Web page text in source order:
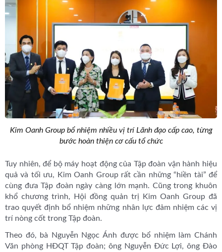
Kim Oanh Group bổ nhiệm nhiều vị trí Lãnh đạo cấp cao, từng
bước hoàn thiện cơ cấu tổ chức
Tuy nhiên, để bộ máy hoạt động của Tập đoàn vận hành hiệu
quả và tối ưu, Kim Oanh Group rất cần những “hiền tài” để
cùng đưa Tập đoàn ngày càng lớn mạnh. Cũng trong khuôn
khổ chương trình, Hội đồng quản trị Kim Oanh Group đã
trao quyết định bổ nhiệm những nhân lực đảm nhiệm các vị
trí nòng cốt trong Tập đoàn.
Theo đó, bà Nguyễn Ngọc Ánh được bổ nhiệm làm Chánh
Văn phòng HĐQT Tập đoàn; ông Nguyễn Đức Lợi, ông Đào